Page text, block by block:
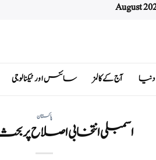
دنیا آج کے کالمز سائنس اور ٹیکنالوجی
پاکستان
اسمبلی انتخابی اصلاح پر